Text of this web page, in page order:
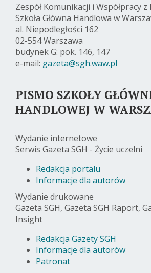
Zespół Komunikacji i Współpracy z
Szkoła Główna Handlowa w
al. Niepodległości 162
02-554 Warszawa
budynek G: pok. 146, 147
e-mail: gazeta@sgh.waw.pl
PISMO SZKOŁY
HANDLOWEJ W
Wydanie internetowe
Serwis Gazeta SGH - Życie uczelni
Redakcja portalu
Informacje dla autorów
Wydanie drukowane
Gazeta SGH, Gazeta SGH Raport,
Insight
Redakcja Gazety SGH
Informacje dla autorów
Patronat